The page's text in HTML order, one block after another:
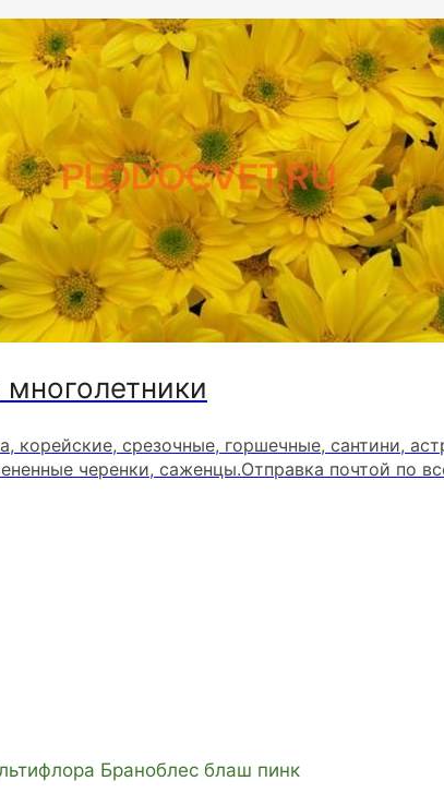
срезочные, горшечные, сантини,
черенки, саженцы.Отправка почтой по
Браноблес блаш пинк